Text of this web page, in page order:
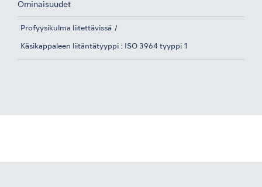
Ominaisuudet
Profyysikulma liitettävissä
Käsikappaleen liitäntätyyppi : ISO 3964 tyyppi 1